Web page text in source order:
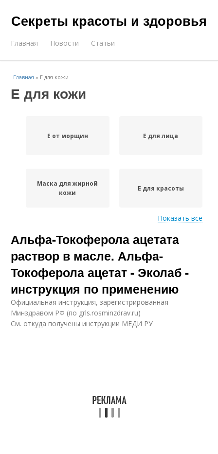
Секреты красоты и здоровья
Главная Новости Статьи
Главная » Е для кожи
Е для кожи
Е от морщин Е для лица
Маска для жирной
кожи
Е для красоты
Е на лицо Е для женщин
Е для волос Е для регенерации
Показать все
Альфа-Токоферола ацетата
раствор в масле. Альфа-
Токоферола ацетат - Эколаб -
инструкция по применению
Официальная инструкция, зарегистрированная
Минздравом РФ (по grls.rosminzdrav.ru)
См. откуда получены инструкции МЕДИ РУ